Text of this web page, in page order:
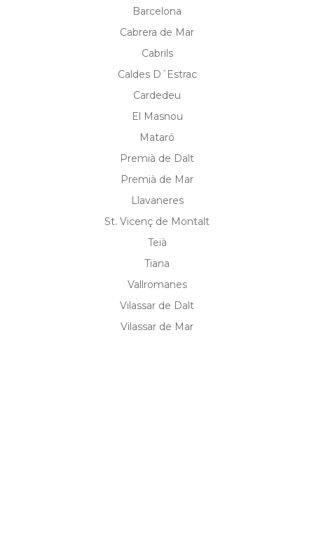
Barcelona
Cabrera de Mar
Cabrils
Caldes D´Estrac
Cardedeu
El Masnou
Mataró
Premià de Dalt
Premià de Mar
Llavaneres
St. Vicenç de Montalt
Teià
Tiana
Vallromanes
Vilassar de Dalt
Vilassar de Mar